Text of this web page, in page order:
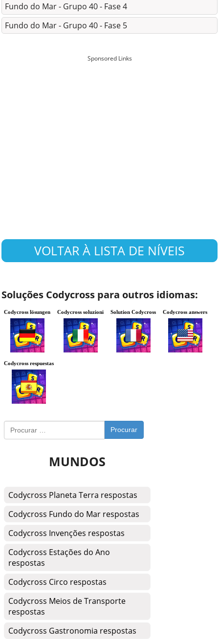
Fundo do Mar - Grupo 40 - Fase 4
Fundo do Mar - Grupo 40 - Fase 5
Sponsored Links
VOLTAR À LISTA DE NÍVEIS
Soluções Codycross para outros idiomas:
Codycross lösungen Codycross soluzioni Solution Codycross Codycross answers
Codycross respuestas
Procurar
MUNDOS
Codycross Planeta Terra respostas
Codycross Fundo do Mar respostas
Codycross Invenções respostas
Codycross Estações do Ano
respostas
Codycross Circo respostas
Codycross Meios de Transporte
respostas
Codycross Gastronomia respostas